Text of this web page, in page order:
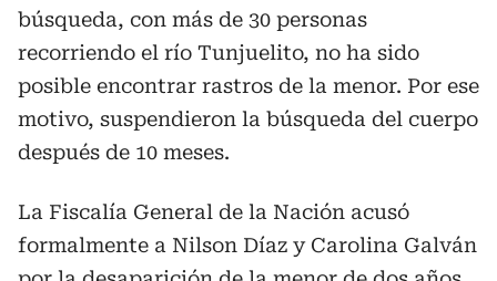
búsqueda, con más de 30 personas
recorriendo el río Tunjuelito, no ha sido
posible encontrar rastros de la menor. Por ese
motivo, suspendieron la búsqueda del cuerpo
después de 10 meses.
La Fiscalía General de la Nación acusó
formalmente a Nilson Díaz y Carolina Galván